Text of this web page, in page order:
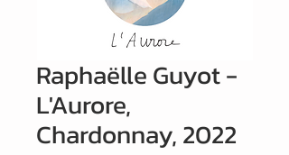
Raphaëlle Guyot -
L'Aurore,
Chardonnay, 2022